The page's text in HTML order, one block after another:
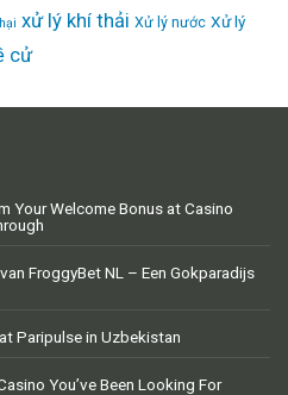
xử lý khí thải Xử lý nước Xử lý
cử
Your Welcome Bonus at Casino
FroggyBet NL – Een Gokparadijs
Paripulse in Uzbekistan
You’ve Been Looking For